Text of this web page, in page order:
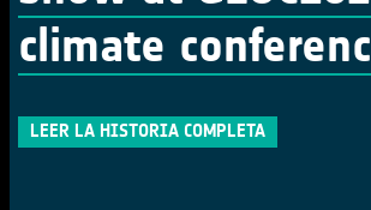
climate
LEER LA HISTORIA COMPLETA